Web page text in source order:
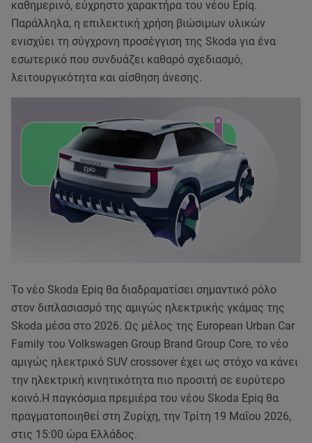
καθημερινό, εύχρηστο χαρακτήρα του νέου Epiq.
Παράλληλα, η επιλεκτική χρήση βιώσιμων υλικών
ενισχύει τη σύγχρονη προσέγγιση της Skoda για ένα
εσωτερικό που συνδυάζει καθαρό σχεδιασμό,
λειτουργικότητα και αίσθηση άνεσης.
Το νέο Skoda Epiq θα διαδραματίσει σημαντικό ρόλο
στον διπλασιασμό της αμιγώς ηλεκτρικής γκάμας της
Skoda μέσα στο 2026. Ως μέλος της European Urban Car
Family του Volkswagen Group Brand Group Core, το νέο
αμιγώς ηλεκτρικό SUV crossover έχει ως στόχο να κάνει
την ηλεκτρική κινητικότητα πιο προσιτή σε ευρύτερο
κοινό.Η παγκόσμια πρεμιέρα του νέου Skoda Epiq θα
πραγματοποιηθεί στη Ζυρίχη, την Τρίτη 19 Μαΐου 2026,
στις 15:00 ώρα Ελλάδος.